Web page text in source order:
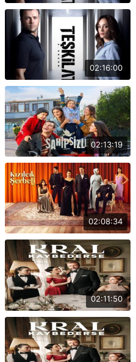
02:16:00
02:13:19
02:08:34
02:11:50